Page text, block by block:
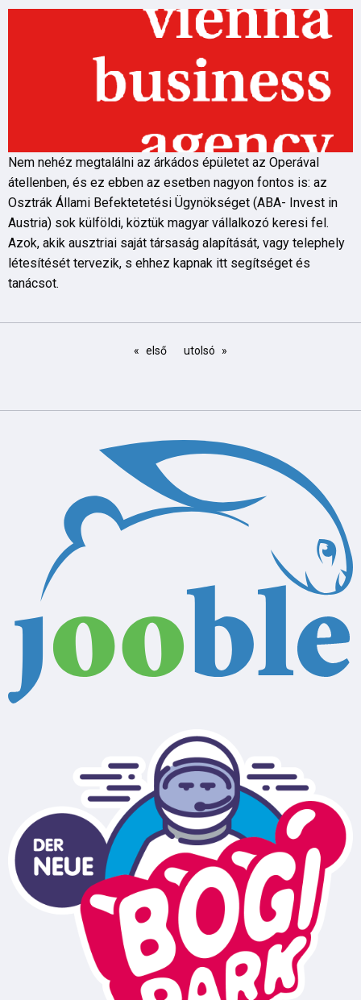
Nem nehéz megtalálni az árkádos épületet az Operával
átellenben, és ez ebben az esetben nagyon fontos is: az
Osztrák Állami Befektetetési Ügynökséget (ABA- Invest in
Austria) sok külföldi, köztük magyar vállalkozó keresi fel.
Azok, akik ausztriai saját társaság alapítását, vagy telephely
létesítését tervezik, s ehhez kapnak itt segítséget és
tanácsot.
első utolsó